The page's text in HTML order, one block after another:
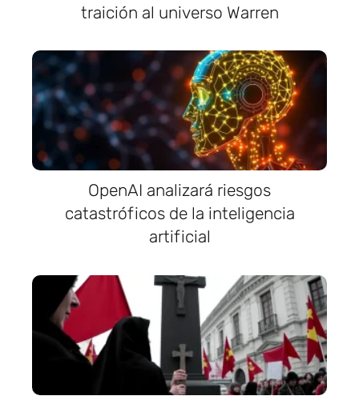
traición al universo Warren
OpenAI analizará riesgos
catastróficos de la inteligencia
artificial